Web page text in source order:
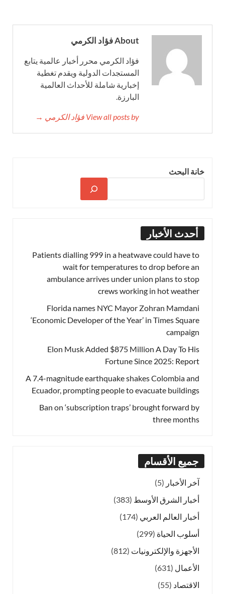
About فؤاد الكرمي
فؤاد الكرمي محرر أخبار عالمية يتابع
المستجدات الدولية ويقدم تغطية
إخبارية شاملة للأحداث العالمية
البارزة.
View all posts by فؤاد الكرمي →
خانة البحث
أحدث الأخبار
Patients dialling 999 in a heatwave could have to
wait for temperatures to drop before an
ambulance arrives under union plans to stop
crews working in hot weather
Florida names NYC Mayor Zohran Mamdani
‘Economic Developer of the Year’ in Times Square
campaign
Elon Musk Added $875 Million A Day To His
Fortune Since 2025: Report
A 7.4-magnitude earthquake shakes Colombia and
Ecuador, prompting people to evacuate buildings
Ban on ‘subscription traps’ brought forward by
three months
جميع الأقسام
آخر الأخبار (5)
أخبار الشرق الأوسط (383)
أخبار العالم العربي (174)
أسلوب الحياة (299)
الأجهزة والإلكترونيات (812)
الأعمال (631)
الاقتصاد (55)